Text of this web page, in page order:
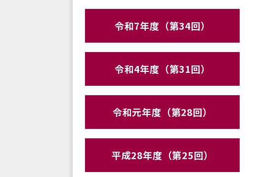
令和7年度（第34回）
令和4年度（第31回）
令和元年度（第28回）
平成28年度（第25回）